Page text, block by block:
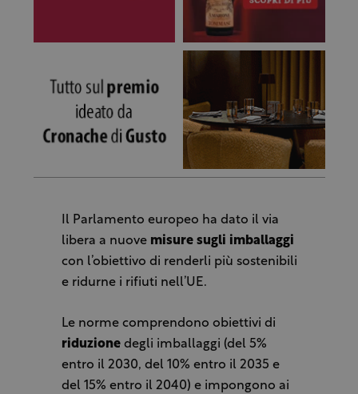
Il Parlamento europeo ha dato il via
libera a nuove misure sugli imballaggi
con l’obiettivo di renderli più sostenibili
e ridurne i rifiuti nell’UE.
Le norme comprendono obiettivi di
riduzionedegli imballaggi (del 5%
entro il 2030, del 10% entro il 2035 e
del 15% entro il 2040) e impongono ai